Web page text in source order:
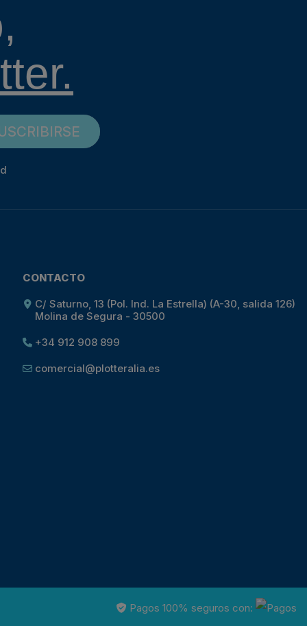
CONTACTO
C/ Saturno, 13 (Pol. Ind. La Estrella) (A-30, salida 126)
Molina de Segura - 30500
+34 912 908 899
comercial@plotteralia.es
Pagos 100% seguros con: